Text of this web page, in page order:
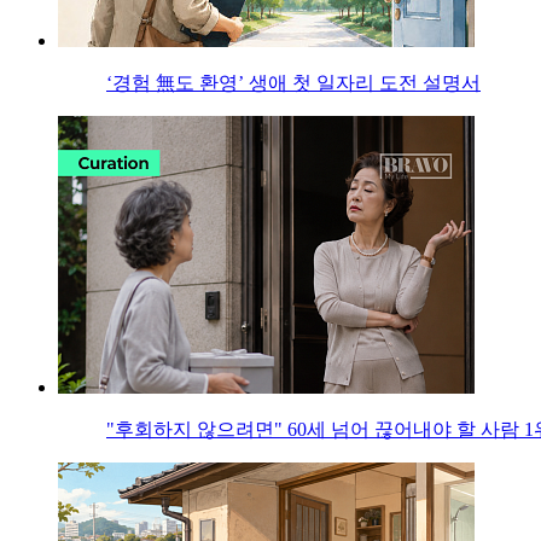
‘경험 無도 환영’ 생애 첫 일자리 도전 설명서
"후회하지 않으려면" 60세 넘어 끊어내야 할 사람 1